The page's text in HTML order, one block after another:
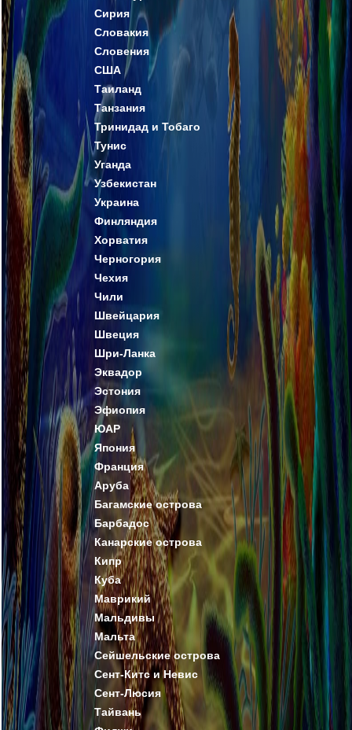
Сирия
Словакия
Словения
США
Таиланд
Танзания
Тринидад и Тобаго
Тунис
Уганда
Узбекистан
Украина
Финляндия
Хорватия
Черногория
Чехия
Чили
Швейцария
Швеция
Шри-Ланка
Эквадор
Эстония
Эфиопия
ЮАР
Япония
Франция
Аруба
Багамские острова
Барбадос
Канарские острова
Кипр
Куба
Маврикий
Мальдивы
Мальта
Сейшельские острова
Сент-Китс и Невис
Сент-Люсия
Тайвань